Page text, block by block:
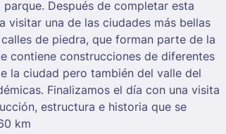
Después de completar esta
visitar una de las ciudades más bellas
de piedra, que forman parte de la
contiene construcciones de diferentes
la ciudad pero también del valle del
Finalizamos el día con una visita
estructura e historia que se
km